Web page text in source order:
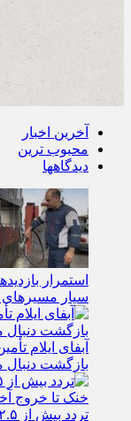
آخرین اخبار
محبوب ترین
استمرار
سیار مسیرهای
آبفای ایلام
بازگشت دنبال